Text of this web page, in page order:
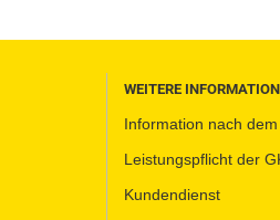
WEITERE
Information nach
Leistungspflicht der
Kundendienst